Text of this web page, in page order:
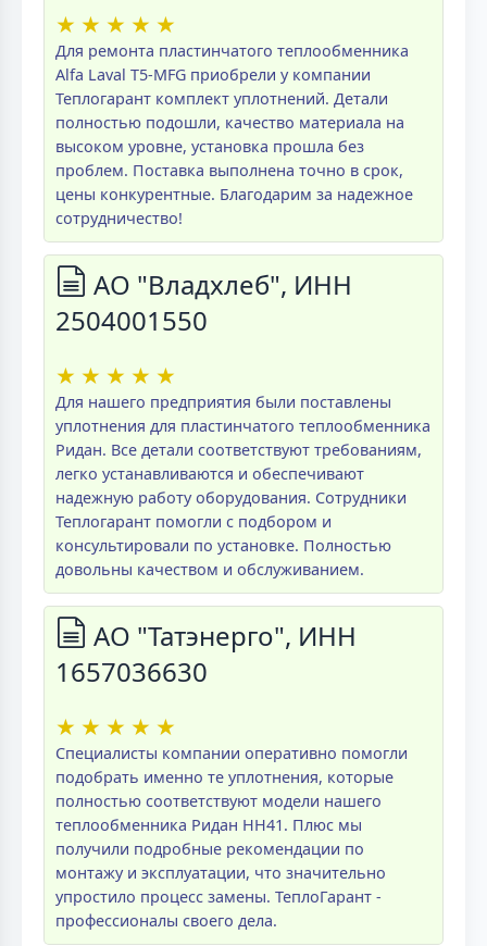
★ ★ ★ ★ ★
Для ремонта пластинчатого теплообменника
Alfa Laval T5-MFG приобрели у компании
Теплогарант комплект уплотнений. Детали
полностью подошли, качество материала на
высоком уровне, установка прошла без
проблем. Поставка выполнена точно в срок,
цены конкурентные. Благодарим за надежное
сотрудничество!
АО "Владхлеб", ИНН
2504001550
★ ★ ★ ★ ★
Для нашего предприятия были поставлены
уплотнения для пластинчатого теплообменника
Ридан. Все детали соответствуют требованиям,
легко устанавливаются и обеспечивают
надежную работу оборудования. Сотрудники
Теплогарант помогли с подбором и
консультировали по установке. Полностью
довольны качеством и обслуживанием.
АО "Татэнерго", ИНН
1657036630
★ ★ ★ ★ ★
Специалисты компании оперативно помогли
подобрать именно те уплотнения, которые
полностью соответствуют модели нашего
теплообменника Ридан НН41. Плюс мы
получили подробные рекомендации по
монтажу и эксплуатации, что значительно
упростило процесс замены. ТеплоГарант -
профессионалы своего дела.